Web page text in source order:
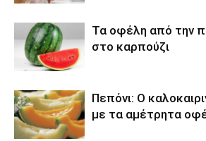
Τα οφέλη από την
στο καρπούζι
Πεπόνι: Ο
με τα αμέτρητα